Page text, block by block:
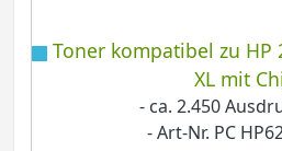
Toner kompatibel zu HP
XL mit
- ca. 2.450
- Art-Nr. PC